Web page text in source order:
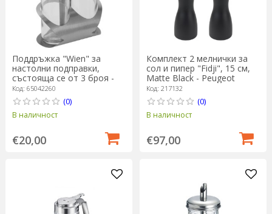
Поддръжка "Wien" за
настолни подправки,
състояща се от 3 броя -
Westmark
Код: 65042260
(0)
В наличност
€20,00
Комплект 2 мелнички за
сол и пипер "Fidji", 15 см,
Matte Black - Peugeot
Код: 217132
(0)
В наличност
€97,00